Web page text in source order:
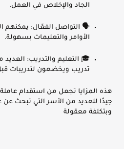
الجاد والإخلاص في العمل.
🗣️ التواصل الفعّال: يمكنهم
الأوامر والتعليمات بسهولة.
🎓 التعليم والتدريب:
تدريب ويخضعون لتدريبات
هذه المزايا تجعل من استقدام
جيدًا للعديد من الأسر التي تبحث عن
وبتكلفة معقولة